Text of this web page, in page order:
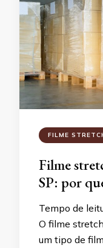
FILME
Filme
SP: por
Tempo de
O filme
um tipo de